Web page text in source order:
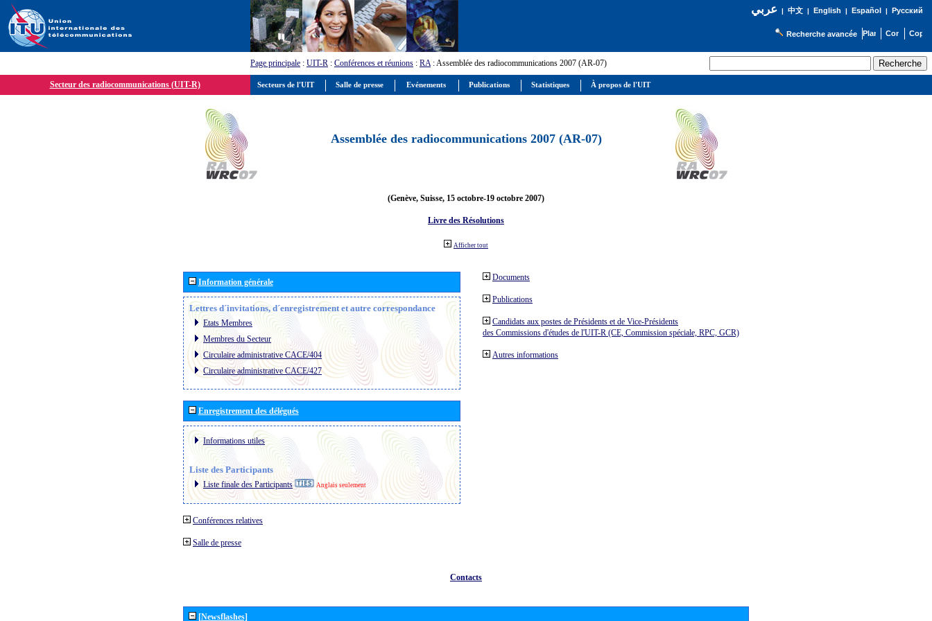
عربي| 中文| English | Español | Русский
Recherche avancée
Page principale : UIT-R : Conférences et réunions : RA: Assemblée des radiocommunications 2007 (AR-07)
Secteur des radiocommunications (UIT-R)
Assemblée des radiocommunications 2007 (AR-07)
(Genève, Suisse, 15 octobre-19 octobre 2007)
Livre des Résolutions
Afficher tout
Information générale
Lettres d´invitations, d´enregistrement et autre correspondance
Etats Membres
Membres du Secteur
Circulaire administrative CACE/404
Circulaire administrative CACE/427
Enregistrement des délégués
Informations utiles
Liste des Participants
Liste finale des Participants Anglais seulement
Conférences relatives
Salle de presse
Documents
Publications
Candidats aux postes de Présidents et de Vice-Présidents
des Commissions d'études de l'UIT-R (CE, Commission spéciale, RPC, GCR)
Autres informations
Contacts
[Newsflashes]
Secteurs de l'UIT Salle de presse Evénements Publications Statistiques À propos de l'UIT